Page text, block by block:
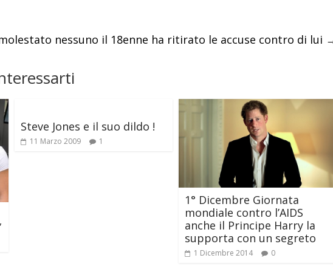
nessuno il 18enne ha ritirato le accuse contro di lui
Steve Jones e il suo dildo !
11 Marzo 2009 1
1° Dicembre Giornata
mondiale contro l’AIDS
anche il Principe Harry la
supporta con un segreto
1 Dicembre 2014 0